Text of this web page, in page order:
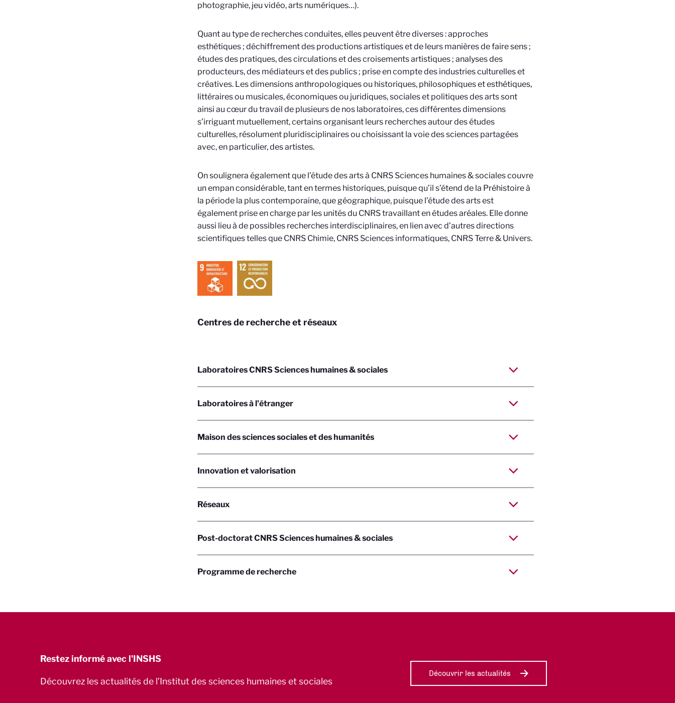
photographie, jeu vidéo, arts numériques…).
Quant au type de recherches conduites, elles peuvent être diverses : approches
esthétiques ; déchiffrement des productions artistiques et de leurs manières de faire sens ;
études des pratiques, des circulations et des croisements artistiques ; analyses des
producteurs, des médiateurs et des publics ; prise en compte des industries culturelles et
créatives. Les dimensions anthropologiques ou historiques, philosophiques et esthétiques,
littéraires ou musicales, économiques ou juridiques, sociales et politiques des arts sont
ainsi au cœur du travail de plusieurs de nos laboratoires, ces différentes dimensions
s’irriguant mutuellement, certains organisant leurs recherches autour des études
culturelles, résolument pluridisciplinaires ou choisissant la voie des sciences partagées
avec, en particulier, des artistes.
On soulignera également que l’étude des arts à CNRS Sciences humaines & sociales couvre
un empan considérable, tant en termes historiques, puisque qu’il s’étend de la Préhistoire à
la période la plus contemporaine, que géographique, puisque l’étude des arts est
également prise en charge par les unités du CNRS travaillant en études aréales. Elle donne
aussi lieu à de possibles recherches interdisciplinaires, en lien avec d’autres directions
scientifiques telles que CNRS Chimie, CNRS Sciences informatiques, CNRS Terre & Univers.
Centres de recherche et réseaux
Laboratoires CNRS Sciences humaines & sociales
Laboratoires à l'étranger
Maison des sciences sociales et des humanités
Innovation et valorisation
Réseaux
Post-doctorat CNRS Sciences humaines & sociales
Programme de recherche
Restez informé avec l'INSHS
Découvrez les actualités de l’Institut des sciences humaines et sociales
Découvrir les actualités